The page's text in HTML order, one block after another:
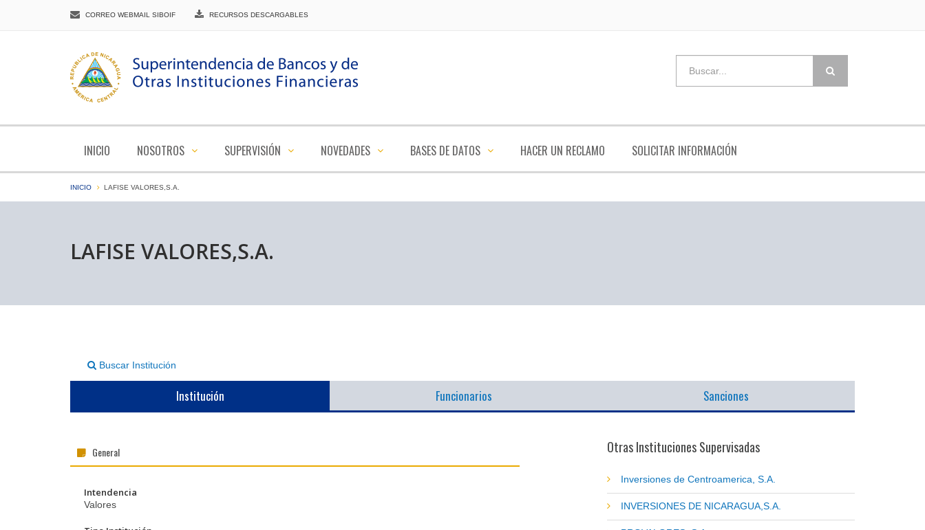
CORREO WEBMAIL SIBOIF RECURSOS DESCARGABLES
INICIO NOSOTROS SUPERVISIÓN NOVEDADES BASES DE DATOS HACER UN RECLAMO SOLICITAR INFORMACIÓN
INICIO LAFISE VALORES,S.A.
LAFISE VALORES,S.A.
Buscar Institución
Institución Funcionarios Sanciones
General
Intendencia
Valores
Otras Instituciones Supervisadas
Inversiones de Centroamerica, S.A.
INVERSIONES DE NICARAGUA,S.A.